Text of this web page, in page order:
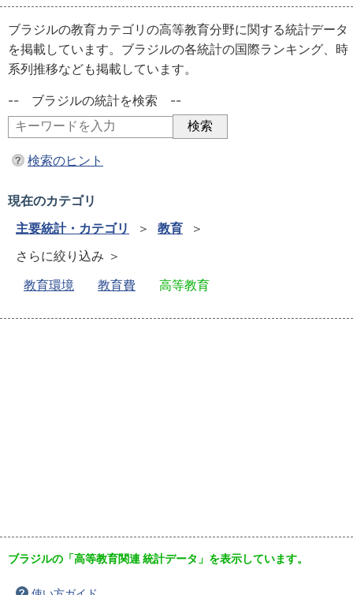
ブラジルの教育カテゴリの高等教育分野に関する統計データ
を掲載しています。ブラジルの各統計の国際ランキング、時
系列推移なども掲載しています。
-- ブラジルの統計を検索 --
検索のヒント
現在のカテゴリ
主要統計・カテゴリ
＞ 教育 ＞
さらに絞り込み ＞
教育環境
教育費 高等教育
ブラジルの「高等教育関連 統計データ」を表示しています。